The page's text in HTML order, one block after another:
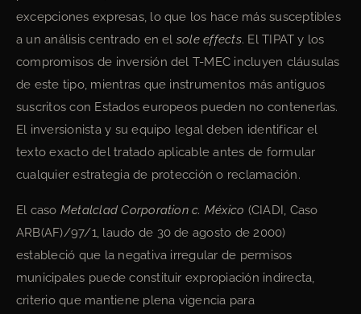
excepciones expresas, lo que los hace más susceptibles
a un análisis centrado en el sole effects. El TIPAT y los
compromisos de inversión del T-MEC incluyen cláusulas
de este tipo, mientras que instrumentos más antiguos
suscritos con Estados europeos pueden no contenerlas.
El inversionista y su equipo legal deben identificar el
texto exacto del tratado aplicable antes de formular
cualquier estrategia de protección o reclamación.
El caso Metalclad Corporation c. México (CIADI, Caso
ARB(AF)/97/1, laudo de 30 de agosto de 2000)
estableció que la negativa irregular de permisos
municipales puede constituir expropiación indirecta,
criterio que mantiene plena vigencia para